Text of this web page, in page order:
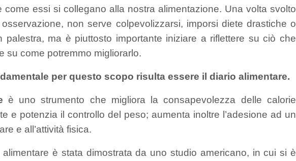
come essi si collegano alla nostra alimentazione. Una volta svolto
non serve colpevolizzarsi, imporsi diete drastiche o
palestra, ma è piuttosto importante iniziare a riflettere su ciò che
su come potremmo migliorarlo.
per questo scopo risulta essere il diario alimentare.
è uno strumento che migliora la consapevolezza delle calorie
e potenzia il controllo del peso; aumenta inoltre l’adesione ad un
e all’attività fisica.
alimentare è stata dimostrata da uno studio americano, in cui si è